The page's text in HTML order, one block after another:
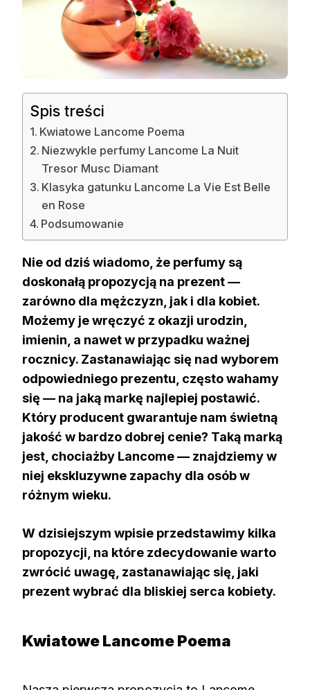
Spis treści
Kwiatowe Lancome Poema
Niezwykle perfumy Lancome La Nuit
Tresor Musc Diamant
Klasyka gatunku Lancome La Vie Est Belle
en Rose
Podsumowanie
Nie od dziś wiadomo, że perfumy są
doskonałą propozycją na prezent —
zarówno dla mężczyzn, jak i dla kobiet.
Możemy je wręczyć z okazji urodzin,
imienin, a nawet w przypadku ważnej
rocznicy. Zastanawiając się nad wyborem
odpowiedniego prezentu, często wahamy
się — na jaką markę najlepiej postawić.
Który producent gwarantuje nam świetną
jakość w bardzo dobrej cenie? Taką marką
jest, chociażby Lancome — znajdziemy w
niej ekskluzywne zapachy dla osób w
różnym wieku.
W dzisiejszym wpisie przedstawimy kilka
propozycji, na które zdecydowanie warto
zwrócić uwagę, zastanawiając się, jaki
prezent wybrać dla bliskiej serca kobiety.
Kwiatowe Lancome Poema